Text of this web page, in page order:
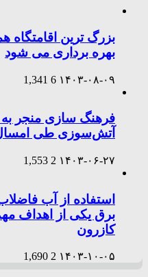
بزرگ ترین اقامتگاه
بهره برداری می شود
۱۴۰۳-۰۸-۰۹ 6
1,341
آتش‌سوزی طی
۱۴۰۳-۰۶-۲۷ 2
1,553
استفاده از آب
برق یکی از اهداف
کازرون
۱۴۰۳-۱۰-۰۵ 2
1,690